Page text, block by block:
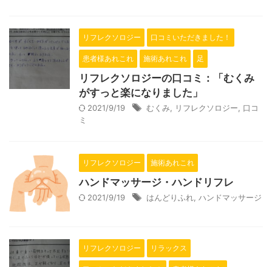
リフレクソロジー 口コミいただきました！
患者様あれこれ 施術あれこれ 足
リフレクソロジーの口コミ：「むくみ
がすっと楽になりました」
2021/9/19 むくみ リフレクソロジー
口コ
ミ
リフレクソロジー 施術あれこれ
ハンドマッサージ・ハンドリフレ
2021/9/19 はんどりふれ ハンドマッサージ
リフレクソロジー リラックス